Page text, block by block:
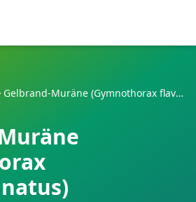
Gelbrand-Muräne (Gymnothorax flavimarginatus)